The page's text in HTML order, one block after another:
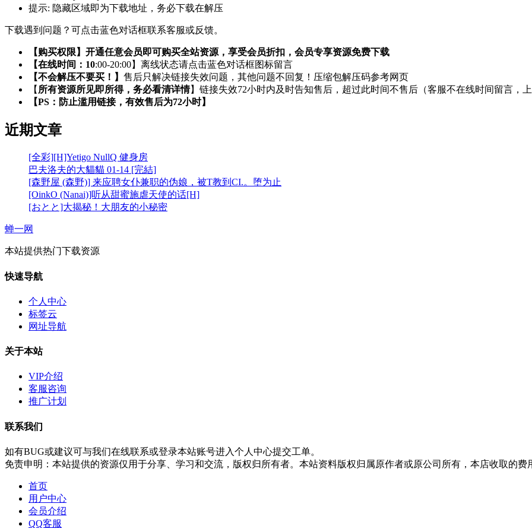
提示: 隐藏区域即为下载地址，务必下载在解压
下载遇到问题？可点击蓝色对话框联系客服或反馈。
【购买权限】开通任意会员即可购买全站资源，享受会员折扣，会员专享资源免费下载
【在线时间：10:00-20:00】离线状态请点击蓝色对话框图标留言
【不会解压不要买！】 售后只解决链接失效问题，其他问题不回复！压缩包解压码参考网页
【 所有资源所见即所得，务必看清详情】链接失效72小时内及时告知售后，超过此时间不售后（客服不在线时间留言，上
【PS：防止滥用链接，有效售后为72小时】
近期文章
[全彩][H]Yetigo NullQ 健身房
巴夫洛夫的大貓貓 01-14 [完結]
[森野屋 (森野)] 来应聘女仆兼职的伪娘，被T教到CI.。堕为止
[OinkO (Nanai)]听从甜蜜施虐天使的话[H]
[おとと]大揭秘！大朋友的小秘密
蝉一网
本站提供热门下载资源
快速导航
个人中心
标签云
网址导航
关于本站
VIP介绍
客服咨询
推广计划
联系我们
如有BUG或建议可与我们在线联系或登录本站账号进入个人中心提交工单。
免责申明：本站提供的资源仅用于分享、学习和交流，版权归所有者。本站资料版权归属原作者或原公司所有，本店收取的费
首页
用户中心
会员介绍
QQ客服